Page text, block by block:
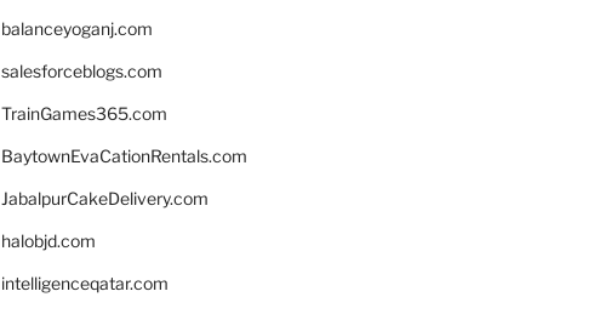
balanceyoganj.com
salesforceblogs.com
TrainGames365.com
BaytownEvaCationRentals.com
JabalpurCakeDelivery.com
halobjd.com
intelligenceqatar.com